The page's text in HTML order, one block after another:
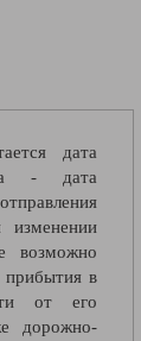
дата
- дата
изменении
возможно
в
от его
дорожно-